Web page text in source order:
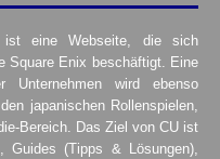
ist eine Webseite, die sich
Square Enix beschäftigt. Eine
Unternehmen wird ebenso
japanischen Rollenspielen,
Bereich. Das Ziel von CU ist
(Tipps & Lösungen),